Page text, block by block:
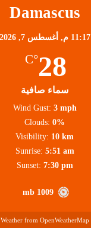
Damascus
11:17 م, أغسطس 7, 2026
28
°C
سماء صافية
1009 mb
Wind Gust: 3 mph
Clouds: 0%
Visibility: 10 km
Sunrise: 5:51 am
Sunset: 7:30 pm
Weather from OpenWeatherMap